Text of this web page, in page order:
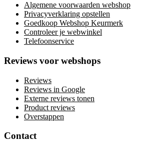
Algemene voorwaarden webshop
Privacyverklaring opstellen
Goedkoop Webshop Keurmerk
Controleer je webwinkel
Telefoonservice
Reviews voor webshops
Reviews
Reviews in Google
Externe reviews tonen
Product reviews
Overstappen
Contact